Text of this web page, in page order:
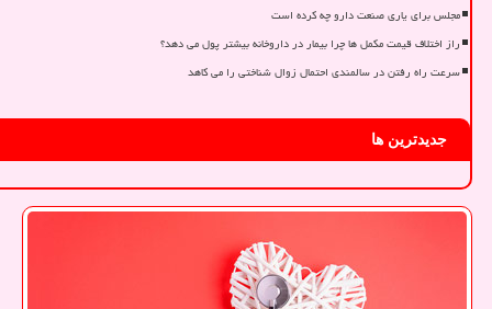
مجلس برای یاری صنعت دارو چه کرده است
راز اختلاف قیمت مکمل ها چرا بیمار در داروخانه بیشتر پول می دهد؟
سرعت راه رفتن در سالمندی احتمال زوال شناختی را می کاهد
جدیدترین ها